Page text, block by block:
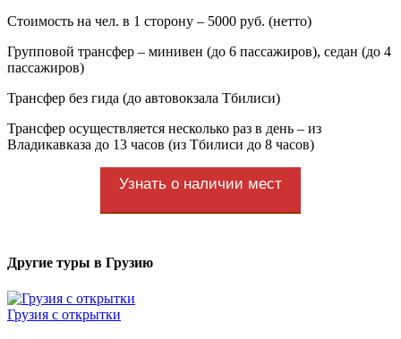
Стоимость на чел. в 1 сторону – 5000 руб. (нетто)
Групповой трансфер – минивен (до 6 пассажиров), седан (до 4
пассажиров)
Трансфер без гида (до автовокзала Тбилиси)
Трансфер осуществляется несколько раз в день – из
Владикавказа до 13 часов (из Тбилиси до 8 часов)
Узнать о наличии мест
Другие туры в Грузию
Грузия с открытки